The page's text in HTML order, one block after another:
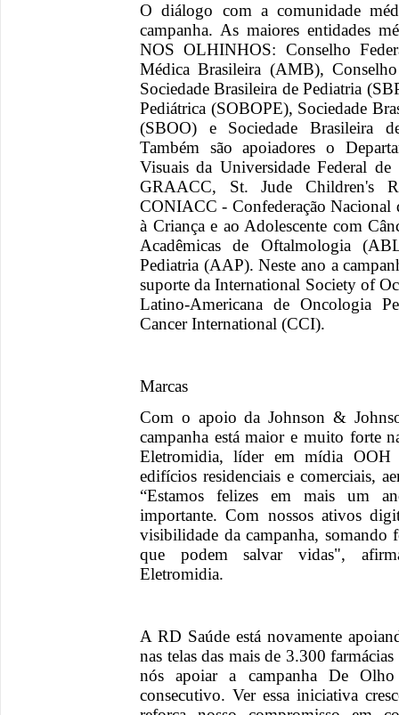
O diálogo com a comunidade
campanha. As maiores entidades
NOS OLHINHOS: Conselho
Médica Brasileira (AMB),
Sociedade Brasileira de Pediatria
Pediátrica (SOBOPE), Sociedade
(SBOO) e Sociedade Brasileira
Também são apoiadores o
Visuais da Universidade Federal
GRAACC, St. Jude Children's
CONIACC - Confederação Nacional
à Criança e ao Adolescente com
Acadêmicas de Oftalmologia
Pediatria (AAP). Neste ano a
suporte da International Society of
Latino-Americana de Oncologia
Cancer International (CCI).
Marcas
Com o apoio da Johnson &
campanha está maior e muito forte
Eletromidia, líder em mídia OOH
edifícios residenciais e comerciais,
“Estamos felizes em mais um
importante. Com nossos ativos
visibilidade da campanha,
que podem salvar vidas",
Eletromidia.
A RD Saúde está novamente
nas telas das mais de 3.300
nós apoiar a campanha De
consecutivo. Ver essa iniciativa